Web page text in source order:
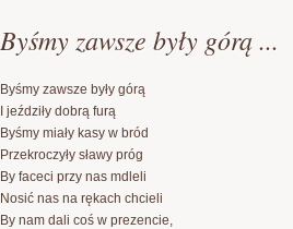
Byśmy zawsze były górą ...
Byśmy zawsze były górą
I jeździły dobrą furą
Byśmy miały kasy w bród
Przekroczyły sławy próg
By faceci przy nas mdleli
Nosić nas na rękach chcieli
By nam dali coś w prezencie,